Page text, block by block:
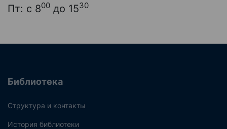
Пт: с 800 до 1530
Библиотека
Структура и контакты
История библиотеки